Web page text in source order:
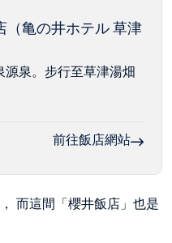
（亀の井ホテル 草津
泉。步行至草津湯畑
前往飯店網站